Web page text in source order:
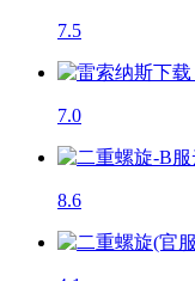
7.5
7.0
8.6